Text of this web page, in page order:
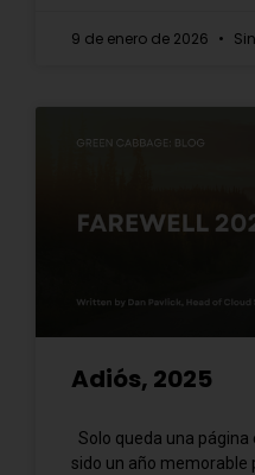
9 de enero de 2026
Adiós, 2025
Solo queda una página
sido un año memorable